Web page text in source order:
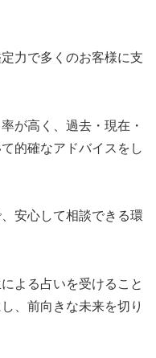
力で多くのお客様に支
が高く、過去・現在・
的確なアドバイスをし
安心して相談できる環
よる占いを受けること
、前向きな未来を切り